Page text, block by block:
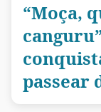
“Moça,
passear